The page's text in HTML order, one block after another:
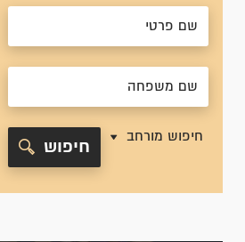
חיפוש מורחב
חיפוש